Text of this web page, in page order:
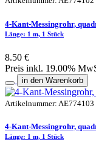
4-Kant-Messingrohr,
Länge: 1 m, 1 Stück
8.50 €
Preis inkl. 19.00%
in den Warenkorb
Artikelnummer: AE774103
4-Kant-Messingrohr,
Länge: 1 m, 1 Stück